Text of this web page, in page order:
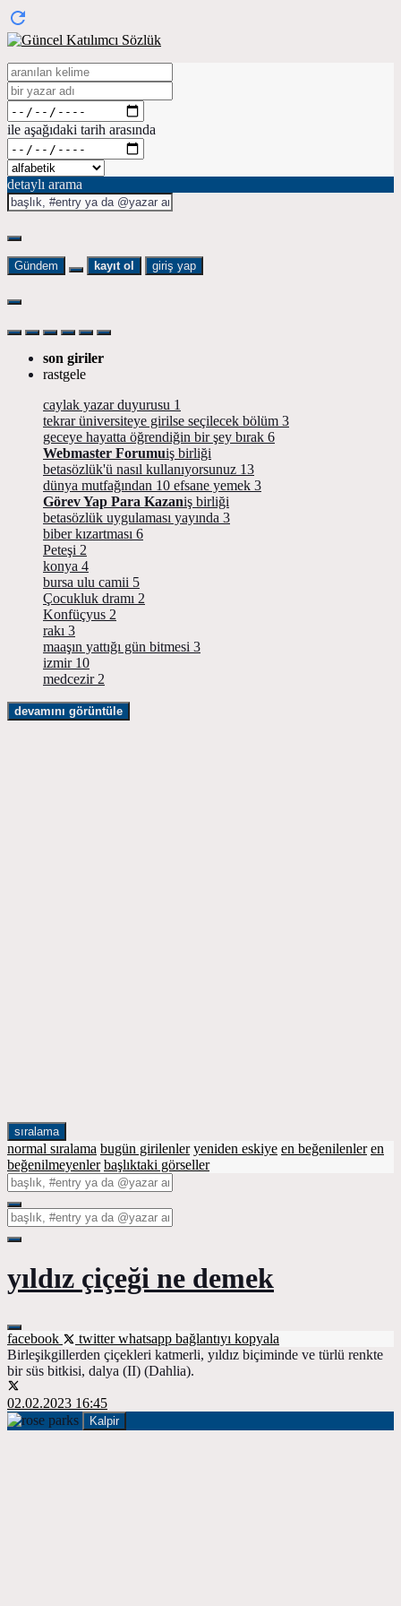
ile aşağıdaki tarih arasında
detaylı arama
Gündem kayıt ol giriş yap
son giriler
rastgele
caylak yazar duyurusu 1
tekrar üniversiteye girilse seçilecek bölüm 3
geceye hayatta öğrendiğin bir şey bırak 6
Webmaster Forumuiş birliği
betasözlük'ü nasıl kullanıyorsunuz 13
dünya mutfağından 10 efsane yemek 3
Görev Yap Para Kazaniş birliği
betasözlük uygulaması yayında 3
biber kızartması 6
Peteşi 2
konya 4
bursa ulu camii 5
Çocukluk dramı 2
Konfüçyus 2
rakı 3
maaşın yattığı gün bitmesi 3
izmir 10
medcezir 2
devamını görüntüle
sıralama
normal sıralama bugün girilenler yeniden eskiye en beğenilenler en
beğenilmeyenler başlıktaki görseller
yıldız çiçeği ne demek
facebook twitterwhatsapp bağlantıyı kopyala
Birleşikgillerden çiçekleri katmerli, yıldız biçiminde ve türlü renkte
bir süs bitkisi, dalya (II) (Dahlia).
02.02.2023 16:45
Kalpir